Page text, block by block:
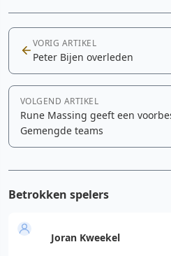
VORIG ARTIKEL
Peter Bijen overleden
VOLGEND ARTIKEL
Rune Massing geeft een
Gemengde teams
Betrokken spelers
Joran Kweekel